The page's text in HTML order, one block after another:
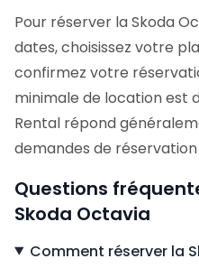
Pour réserver la Skoda
dates, choisissez votre
confirmez votre
minimale de location est
Rental répond
demandes de réservation
Questions
Skoda Octavia
Comment réserver la